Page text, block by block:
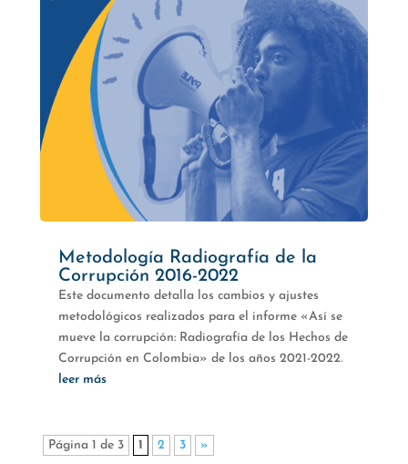
Metodología Radiografía de la
Corrupción 2016-2022
Este documento detalla los cambios y ajustes
metodológicos realizados para el informe «Así se
mueve la corrupción: Radiografía de los Hechos de
Corrupción en Colombia» de los años 2021-2022.
leer más
Página 1 de 3 1 2 3 »